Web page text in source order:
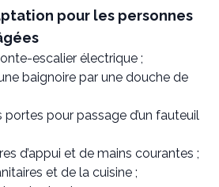
pour les personnes
escalier électrique ;
baignoire par une douche de
pour passage d’un fauteuil
d’appui et de mains courantes ;
et de la cuisine ;